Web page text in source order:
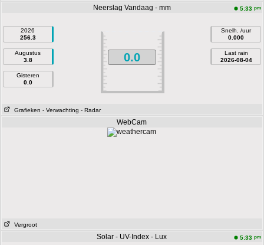
Neerslag Vandaag - mm 5:33 pm
2026
256.3
Augustus
3.8
Gisteren
0.0
0.0
Snelh. /uur
0.000
Last rain
2026-08-04
Grafieken - Verwachting - Radar
WebCam
Vergroot
Solar - UV-Index - Lux 5:33 pm